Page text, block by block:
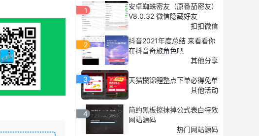
1
安卓蜘蛛密友（原番茄密友）
V8.0.32 微信隐藏好友
扣扣微信
2
抖音2021年度总结 来看看你
在抖音奇旅角色吧
其他分享
3
天猫攒锦鲤整点下单必得免单
其他活动
4
简约黑板擦抹掉公式表白特效
网站源码
热门网站源码